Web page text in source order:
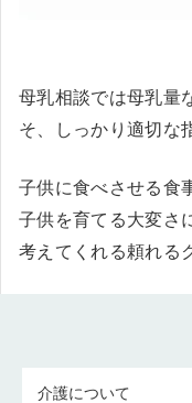
母乳相談では母乳量
そ、しっかり適切な
子供に食べさせる食
子供を育てる大変さ
考えてくれる頼れる
介護について